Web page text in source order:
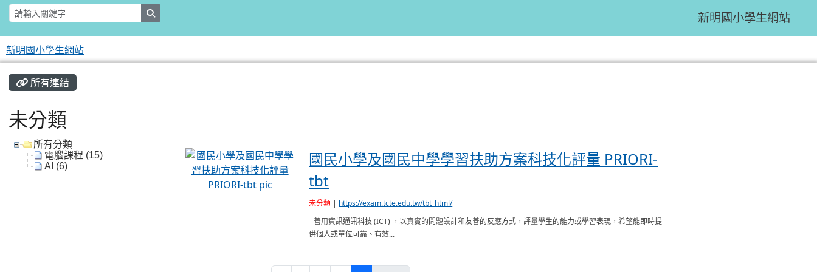
新明國小學生網站
新明國小學生網站
所有連結
未分類
所有分類
電腦課程 (15)
AI (6)
國民小學及國民中學學習扶助方案科技化評量 PRIORI-tbt
國民小學及國民中學學習扶助方案科技化評量 PRIORI-
tbt
未分類 | https://exam.tcte.edu.tw/tbt_html/
--善用資訊通訊科技 (ICT) ，以真實的問題設計和友善的反應方式，評量學生的能力或學習表現，希望能即時提
供個人或單位可靠、有效...